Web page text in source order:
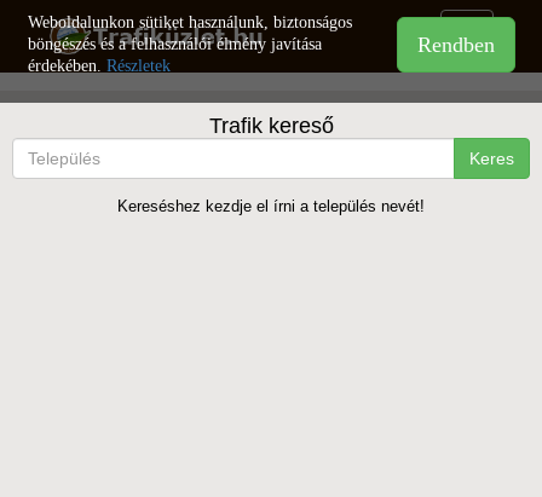
Weboldalunkon sütiket használunk, biztonságos
böngészés és a felhasználói élmény javítása
érdekében. Részletek
navigation
Trafik kereső
Keres
Kereséshez kezdje el írni a település nevét!